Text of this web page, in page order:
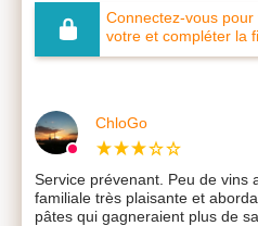
Connectez-vous
votre et compléter la
ChloGo
Service prévenant. Peu de vins
familiale très plaisante et
pâtes qui gagneraient plus de